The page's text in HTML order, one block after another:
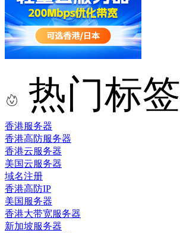
热门标签
香港服务器
香港高防服务器
香港云服务器
美国云服务器
域名注册
香港高防IP
美国服务器
香港大带宽服务器
新加坡服务器